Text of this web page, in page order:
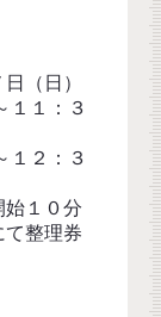
（日）
１：３
２：３
１０分
て整理券